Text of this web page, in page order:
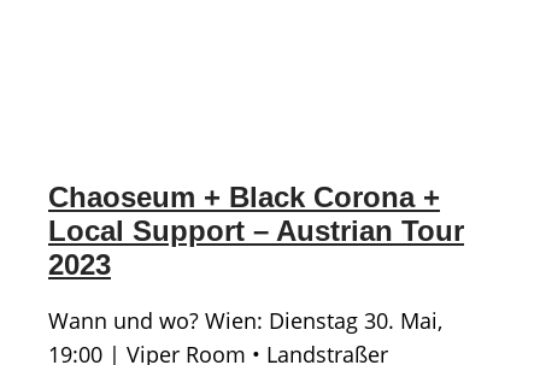
Chaoseum + Black Corona +
Local Support – Austrian Tour
2023
Wann und wo? Wien: Dienstag 30. Mai,
19:00 | Viper Room • Landstraßer